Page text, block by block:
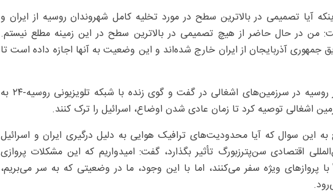
آیا تصمیمی در بالاترین سطح در مورد تخلیه کامل شهروندان روسیه از ایران و
من در حال حاضر از هیچ تصمیمی در بالاترین سطح در این زمینه مطلع نیستم.
جمهوری آذربایجان از ایران خارج شده‌اند و این وضعیت به آنها اجازه داده است تا
پیش از این، آناتولی ویکتوروف، سفیر روسیه در سرزمین‌های اشغالی در گفت و گوی زنده با شبکه تلویزیونی روسیه-۲۴ به
اشغالی توصیه کرد تا زمان عادی شدن اوضاع، اسرائیل را ترک کنند.
این سوال که آیا محدودیت‌های ترافیک هوایی به دلیل درگیری ایران و اسرائیل
اقتصادی سن‌پترزبورگ تأثیر بگذارد، گفت: امیدواریم که این مشکلات پروازی
با پروازهای ویژه سفر می‌کنند، اما با این وجود، ما در وضعیتی که به سر می‌بریم،